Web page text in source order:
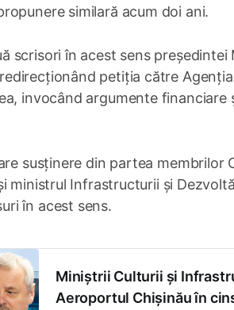
similară acum doi ani.
scrisori în acest sens
petiția către
invocând argumente
susținere din partea membrilor
ministrul Infrastructurii și
în acest sens.
Miniștrii Culturii și
Aeroportul Chișinău în